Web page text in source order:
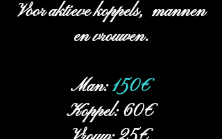
Voor aktieve koppels, mannen
en vrouwen.
Man:150€
Koppel: 60€